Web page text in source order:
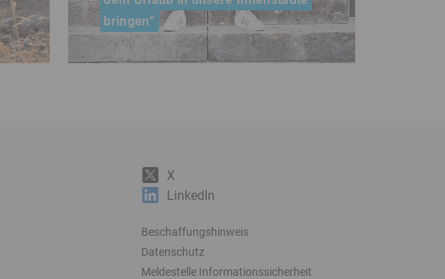
bringen“
Stadtentwickler und CIMA-
X
LinkedIn
Beschaffungshinweis
Datenschutz
Meldestelle Informationssicherheit